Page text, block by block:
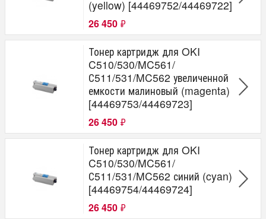
(yellow) [44469752/44469722]
26 450 ₽
Тонер картридж для OKI
C510/530/MC561/
С511/531/MC562 увеличенной
емкости малиновый (magenta)
[44469753/44469723]
26 450 ₽
Тонер картридж для OKI
C510/530/MC561/
С511/531/MC562 синий (cyan)
[44469754/44469724]
26 450 ₽